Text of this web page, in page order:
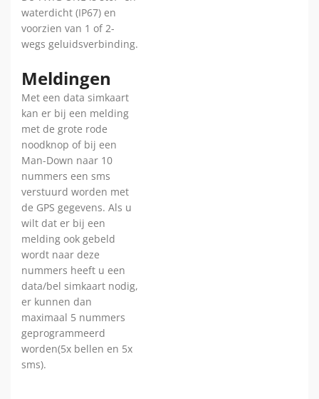
waterdicht (IP67) en
voorzien van 1 of 2-
wegs geluidsverbinding.
Meldingen
Met een data simkaart
kan er bij een melding
met de grote rode
noodknop of bij een
Man-Down naar 10
nummers een sms
verstuurd worden met
de GPS gegevens. Als u
wilt dat er bij een
melding ook gebeld
wordt naar deze
nummers heeft u een
data/bel simkaart nodig,
er kunnen dan
maximaal 5 nummers
geprogrammeerd
worden(5x bellen en 5x
sms).